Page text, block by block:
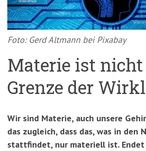
(Accesskey
'2')
Foto: Gerd Altmann bei Pixabay
Materie ist nicht
Grenze der
Wir sind Materie, auch unsere
das zugleich, dass das, was in den
stattfindet, nur materiell ist. Endet